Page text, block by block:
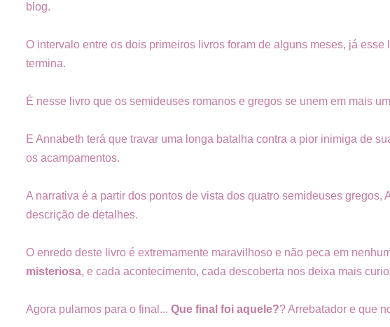
blog.
O intervalo entre os dois primeiros livros foram de alguns meses, já
termina.
É nesse livro que os semideuses romanos e gregos se unem em mais
E Annabeth terá que travar uma longa batalha contra a pior inimiga de
os acampamentos.
A narrativa é a partir dos pontos de vista dos quatro semideuses gregos,
descrição de detalhes.
O enredo deste livro é extremamente maravilhoso e não peca em
misteriosa, e cada acontecimento, cada descoberta nos deixa mais
Agora pulamos para o final... Que final foi aquele?? Arrebatador e que